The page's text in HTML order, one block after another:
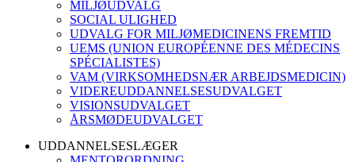
MILJØUDVALG
SOCIAL ULIGHED
UDVALG FOR MILJØMEDICINENS FREMTID
UEMS (UNION EUROPÉENNE DES MÉDECINS
SPÉCIALISTES)
VAM (VIRKSOMHEDSNÆR ARBEJDSMEDICIN)
VIDEREUDDANNELSESUDVALGET
VISIONSUDVALGET
ÅRSMØDEUDVALGET
UDDANNELSESLÆGER